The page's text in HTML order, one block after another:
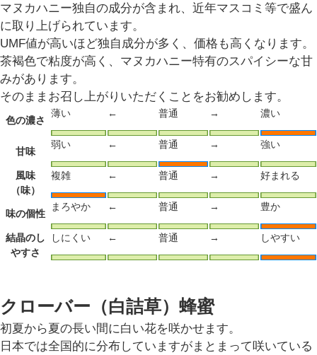
マヌカハニー独自の成分が含まれ、近年マスコミ等で盛ん
に取り上げられています。
UMF値が高いほど独自成分が多く、価格も高くなります。
茶褐色で粘度が高く、マヌカハニー特有のスパイシーな甘
みがあります。
そのままお召し上がりいただくことをお勧めします。
色の濃さ
薄い ← 普通 → 濃い
甘味
弱い ← 普通 → 強い
風味
（味）
複雑 ← 普通 → 好まれる
味の個性
まろやか ← 普通 → 豊か
結晶のし
やすさ
しにくい ← 普通 → しやすい
クローバー（白詰草）蜂蜜
初夏から夏の長い間に白い花を咲かせます。
日本では全国的に分布していますがまとまって咲いている